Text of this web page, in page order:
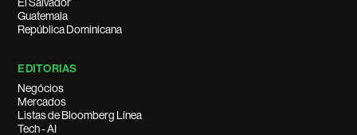
Guatemala
República Dominicana
EDITORIAS
Negócios
Mercados
Listas de Bloomberg Línea
Tech - AI